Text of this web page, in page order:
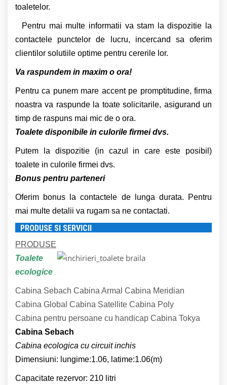
toaletelor.
Pentru mai multe informatii va stam la dispozitie la
contactele punctelor de lucru, incercand sa oferim
clientilor solutiile optime pentru cererile lor.
Va raspundem in maxim o ora!
Pentru ca punem mare accent pe promptitudine, firma
noastra va raspunde la toate solicitarile, asigurand un
timp de raspuns mai mic de o ora.
Toalete disponibile in culorile firmei dvs.
Putem la dispozitie (in cazul in care este posibil)
toalete in culorile firmei dvs.
Bonus pentru parteneri
Oferim bonus la contactele de lunga durata. Pentru
mai multe detalii va rugam sa ne contactati.
PRODUSE SI SERVICII
PRODUSE
Toalete
ecologice
Cabina Sebach Cabina Armal Cabina Meridian
Cabina Global Cabina Satellite Cabina Poly
Cabina pentru persoane cu handicap Cabina Tokya
Cabina Sebach
Cabina ecologica cu circuit inchis
Dimensiuni: lungime:1.06, latime:1.06(m)
Capacitate rezervor: 210 litri